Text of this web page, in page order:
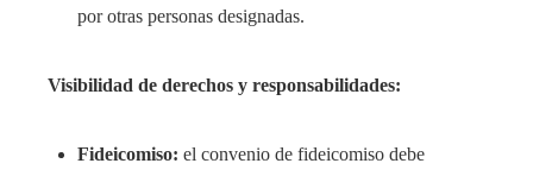
por otras personas designadas.
Visibilidad de derechos y responsabilidades:
Fideicomiso: el convenio de fideicomiso debe